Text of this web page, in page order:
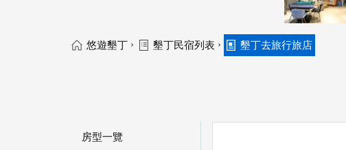
悠遊墾丁 › 墾丁民宿列表 › 墾丁去旅行旅店
房型一覽